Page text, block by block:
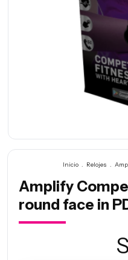
Inicio . Relojes .
Amplify
round face in